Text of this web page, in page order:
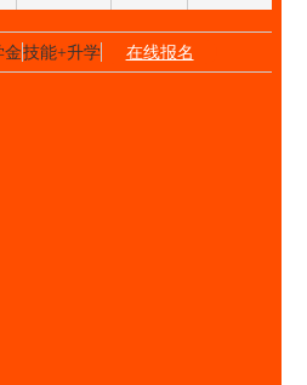
能+升学 在线报名
金技能+升学 在线报名